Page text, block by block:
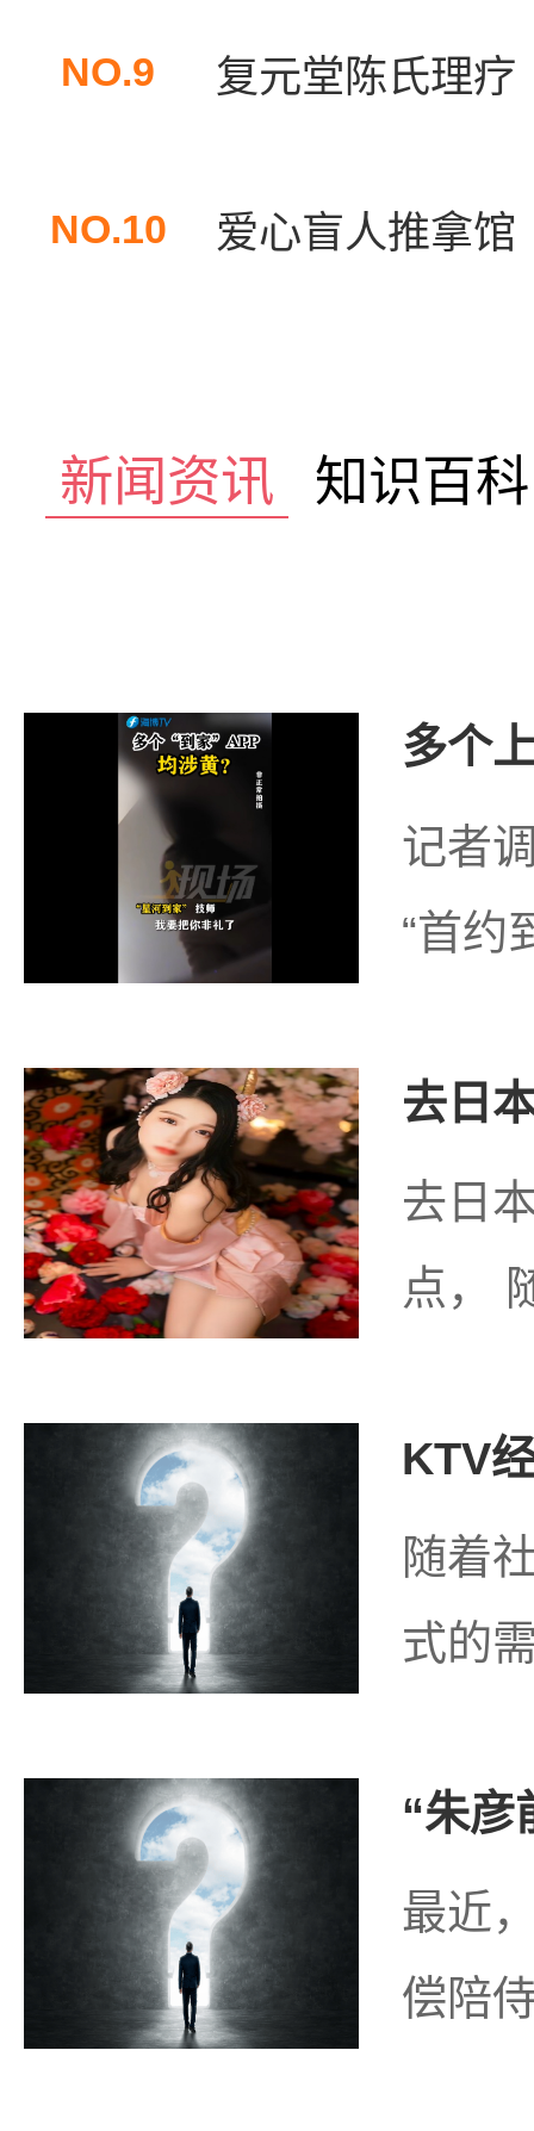
NO.9 复元堂陈氏理疗
NO.10 爱心盲人推拿馆
新闻资讯 知识百科
多个
记者
“首约
去日
去日
点，
KTV
随着
式的
“朱彦
最近
偿陪